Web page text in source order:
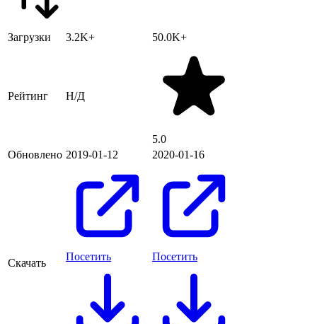
Загрузки 3.2K+ 50.0K+
Рейтинг Н/Д
5.0
Обновлено 2019-01-12 2020-01-16
Скачать
Посетить Посетить